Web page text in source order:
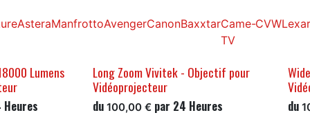
AsteraManfrottoAvengerCanonBaxxtarCame-
TV
CVWLexar
Lumens
Heures
Long Zoom Vivitek - Objectif pour
Vidéoprojecteur
du 100,00 € par 24 Heures du